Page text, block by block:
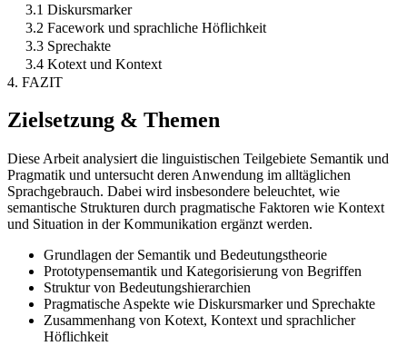
3.1 Diskursmarker
3.2 Facework und sprachliche Höflichkeit
3.3 Sprechakte
3.4 Kotext und Kontext
4. FAZIT
Zielsetzung & Themen
Diese Arbeit analysiert die linguistischen Teilgebiete Semantik und
Pragmatik und untersucht deren Anwendung im alltäglichen
Sprachgebrauch. Dabei wird insbesondere beleuchtet, wie
semantische Strukturen durch pragmatische Faktoren wie Kontext
und Situation in der Kommunikation ergänzt werden.
Grundlagen der Semantik und Bedeutungstheorie
Prototypensemantik und Kategorisierung von Begriffen
Struktur von Bedeutungshierarchien
Pragmatische Aspekte wie Diskursmarker und Sprechakte
Zusammenhang von Kotext, Kontext und sprachlicher
Höflichkeit